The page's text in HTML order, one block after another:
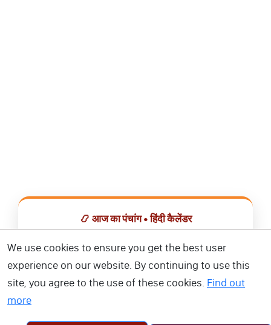
📿 आज का पंचांग • हिंदी कैलेंडर
📅 हिंदी कैलेंडर ऐप डाउनलोड करें
We use cookies to ensure you get the best user
experience on our website. By continuing to use this
site, you agree to the use of these cookies. Find out
more